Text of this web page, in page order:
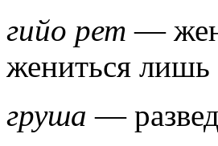
гийо рет —
жениться
груша—